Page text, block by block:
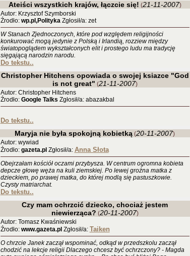
Ateiści wszystkich krajów, łączcie się! (21-11-2007)
Autor: Krzysztof Szymborski
Źrodło: wp.pl,PolitykaZgłosił/a: zet
W Stanach Zjednoczonych, które pod względem religijności
konkurować mogą jedynie z Polską i Irlandią, rozziew między
światopoglądem wykształconych elit i prostego ludu ma tradycję
sięgającą narodzin narodu.
Do tekstu..
Christopher Hitchens opowiada o swojej ksiazce "God
is not great" (21-11-2007)
Autor: Christopher Hitchens
Źrodło: Google Talks Zgłosił/a: abazakbal
Do tekstu..
Maryja nie była spokojną kobietką (20-11-2007)
Autor: wywiad
Źrodło: gazeta.pl Zgłosił/a: Anna Słota
Obejrzałam kościół oczami przybysza. W centrum ogromna kobieta
depcze głowę węża na kuli ziemskiej. Po lewej groźna matka z
dzieckiem, po prawej matka, do której modlą się pastuszkowie.
Czysty matriarchat.
Do tekstu..
Czy mam ochrzcić dziecko, chociaż jestem
niewierząca? (20-11-2007)
Autor: Tomasz Kwaśniewski
Źrodło: www.gazeta.pl Zgłosił/a: Taiken
O chrzcie Janek zaczął wspominać, odkąd w przedszkolu zaczął
chodzić na lekcje religii Dlaczego chcesz być ochrzczony? - Magda